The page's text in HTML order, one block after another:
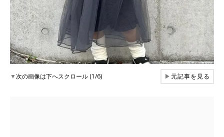
▼次の画像は下へスクロール (1/6) ▶元記事を見る